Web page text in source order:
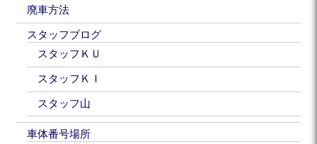
廃車方法
スタッフブログ
スタッフＫＵ
スタッフＫＩ
スタッフ山
車体番号場所